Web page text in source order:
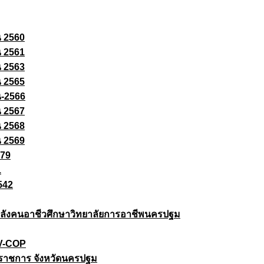
2560
2561
2563
2565
2566
2567
2568
2569
งคนอาชีวศึกษาวิทยาลัยการอาชีพนครปฐม
COP
าชการ จังหวัดนครปฐม